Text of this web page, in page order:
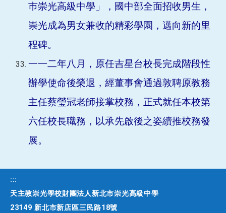
巿崇光高級中學」，國中部全面招收男生，
崇光成為男女兼收的精彩學園，邁向新的里
程碑。
一一二年八月，原任吉星台校長完成階段性
辦學使命後榮退，經董事會通過敦聘原教務
主任蔡瑩冠老師接掌校務，正式就任本校第
六任校長職務，以承先啟後之姿續推校務發
展。
:::
天主教崇光學校財團法人新北市崇光高級中學
23149 新北市新店區三民路18號